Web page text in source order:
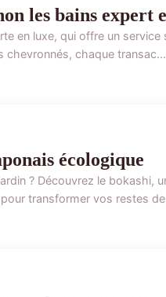
les bains expert
en luxe, qui offre un
chevronnés, chaque transac...
écologique
? Découvrez le bokashi,
transformer vos restes